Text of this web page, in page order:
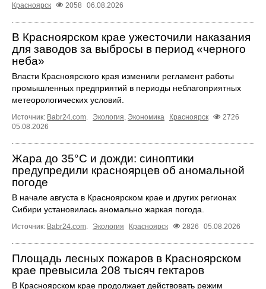
Красноярск
2058 06.08.2026
В Красноярском крае ужесточили наказания
для заводов за выбросы в период «черного
неба»
Власти Красноярского края изменили регламент работы
промышленных предприятий в периоды неблагоприятных
метеорологических условий.
Источник: Babr24.com. Экология, Экономика Красноярск
2726
05.08.2026
Жара до 35°C и дожди: синоптики
предупредили красноярцев об аномальной
погоде
В начале августа в Красноярском крае и других регионах
Сибири установилась аномально жаркая погода.
Источник: Babr24.com. Экология Красноярск 2826 05.08.2026
Площадь лесных пожаров в Красноярском
крае превысила 208 тысяч гектаров
В Красноярском крае продолжает действовать режим